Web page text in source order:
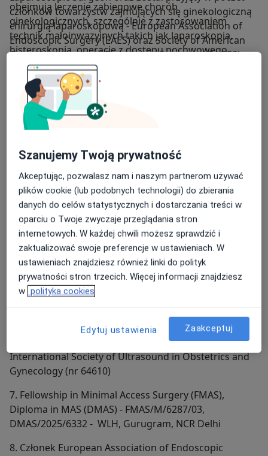
obejmują leczenie zabiegowe chorób
ginekologicznych, szczególnie z zastosowaniem
technik małoinwazyjnych takich jak laparoskopia,
histeroskopia, operacje z dostępu pochwowego.
członków towarzystw zajmujących się ginekologiczną
chirurgią laparoskopową - European Association of
Endoscopic Surgery (EAES) oraz Society of American
Gastrointestinal and Endoscopic Surgeons (SAGES).
Kilka miesięcy później w uzyskał Diploma in Minimal
Access Surgery (DMAS) i został przyjęty w poczet
członków Americal Association of Gynecologic
Laparoscopists (AAGL). Członek Polskiego
Towarzystwa Ginekologów i Położników.
Stale podnosi swoje kompetencje uczestnicząc w
polskich i międzynarodowych konferencjach oraz
zdobywając dodatkowe certyfikaty umiejętności m.in.
1.Certyfikat International Ovarian Tumor Analysis
(IOTA) diagnostyki ultrasonograficznej guzów jajnika.
2. Certyfikowany kolposkopista Polskiego
Towarzystwa Kolposkopii i Patologii Szyjki Macicy (nr
KLP/44).
3. Certyfikat podstawowy sekcji USG Polskiego
Towarzystwa Ginekologów i Położników (nr 130/2019).
4. Certyfikat Fetal Medicine Foundation (badań
5. Certyfikat badań prenatalnych USG Polskiego
Towarzystwa Ginekologów i Położników 6. Członek
International Society of Ultrasound in Obstetrics and
Gynecology (nr 64610)
7. Fellowship in Minimal Access Surgery (FMAS),
Diploma in MAS (DMAS) - FMAS/M/6287/03,
DMAS/2025/6332 - WLH, Gurugram, NCR Delhi
8. Członek European Association of Endoscopic
Szanujemy Twoją prywatność
Akceptując, pozwalasz nam i naszym partnerom używać
plików cookie (lub podobnych technologii) do zbierania
danych do celów statystycznych i dostarczania treści w
oparciu o Twoje zwyczaje przeglądania stron
internetowych. W każdej chwili możesz sprawdzić i
zaktualizować swoje preferencje w ustawieniach. W
ustawieniach znajdziesz również linki do polityk
prywatności stron trzecich. Więcej informacji znajdziesz
w polityka cookies
Edytuj ustawienia Zaakceptuj